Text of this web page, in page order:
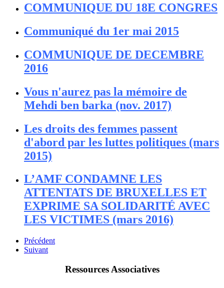
COMMUNIQUE DU 18E CONGRES
Communiqué du 1er mai 2015
COMMUNIQUE DE DECEMBRE
2016
Vous n'aurez pas la mémoire de
Mehdi ben barka (nov. 2017)
Les droits des femmes passent
d'abord par les luttes politiques (mars
2015)
L’AMF CONDAMNE LES
ATTENTATS DE BRUXELLES ET
EXPRIME SA SOLIDARITÉ AVEC
LES VICTIMES (mars 2016)
Précédent
Suivant
Ressources Associatives